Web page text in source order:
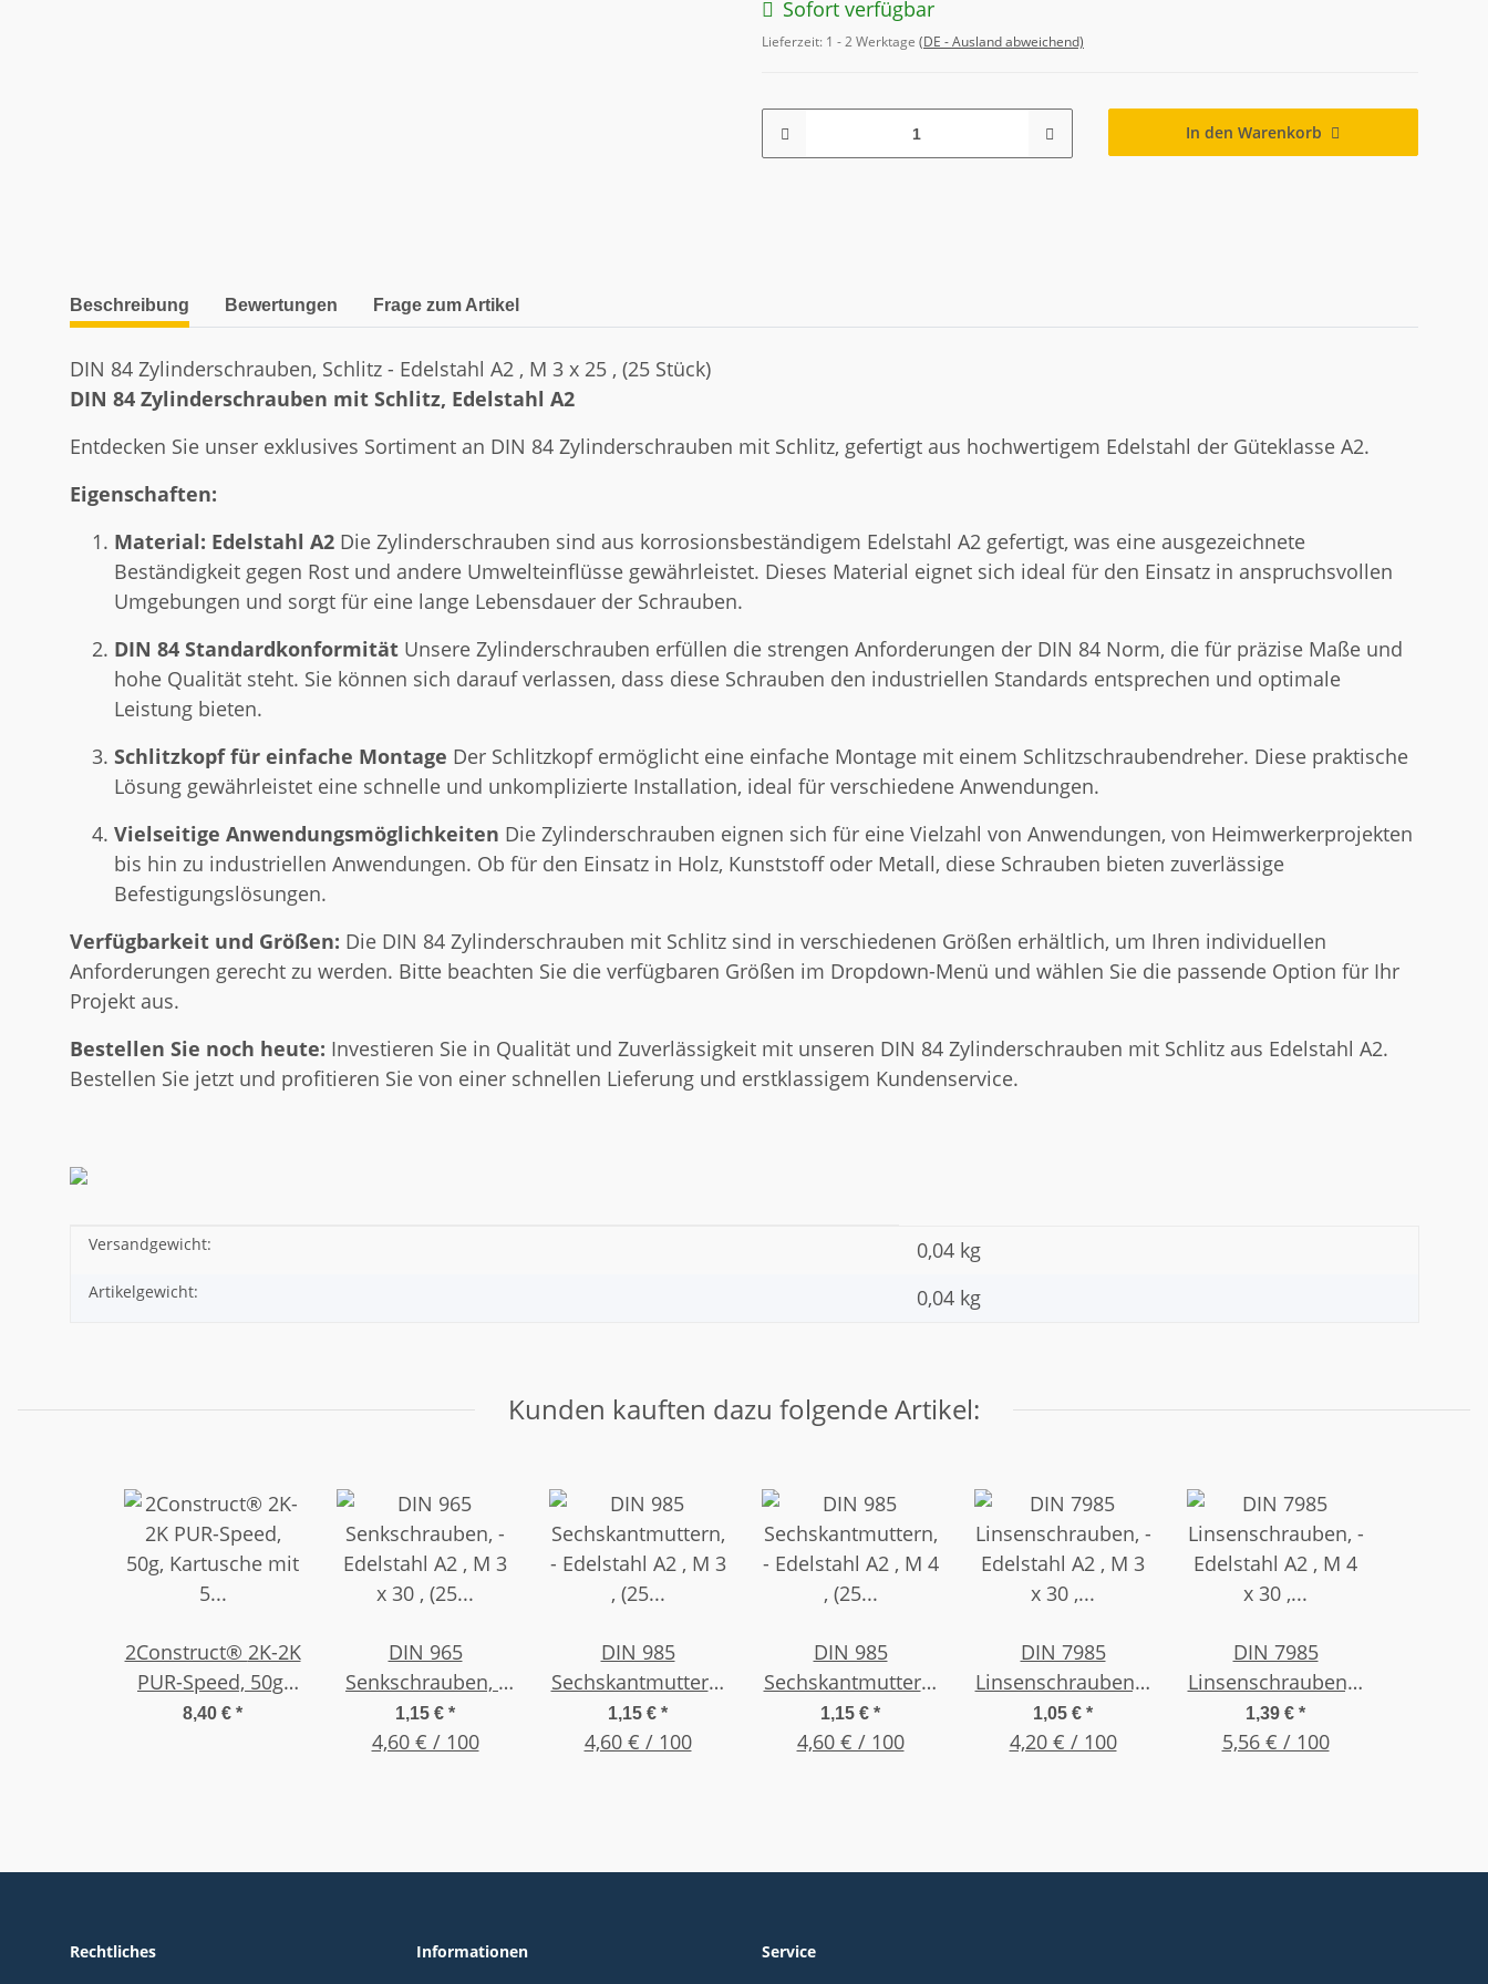
Sofort verfügbar
Lieferzeit: 1 - 2 Werktage (DE - Ausland abweichend)
In den Warenkorb
weitere Registerkarten anzeigen
Beschreibung Bewertungen Frage zum Artikel
DIN 84 Zylinderschrauben, Schlitz - Edelstahl A2 , M 3 x 25 , (25 Stück)
DIN 84 Zylinderschrauben mit Schlitz, Edelstahl A2
Entdecken Sie unser exklusives Sortiment an DIN 84 Zylinderschrauben mit Schlitz, gefertigt aus hochwertigem Edelstahl der Güteklasse A2.
Eigenschaften:
Material: Edelstahl A2 Die Zylinderschrauben sind aus korrosionsbeständigem Edelstahl A2 gefertigt, was eine ausgezeichnete
Beständigkeit gegen Rost und andere Umwelteinflüsse gewährleistet. Dieses Material eignet sich ideal für den Einsatz in anspruchsvollen
Umgebungen und sorgt für eine lange Lebensdauer der Schrauben.
DIN 84 Standardkonformität Unsere Zylinderschrauben erfüllen die strengen Anforderungen der DIN 84 Norm, die für präzise Maße und
hohe Qualität steht. Sie können sich darauf verlassen, dass diese Schrauben den industriellen Standards entsprechen und optimale
Leistung bieten.
Schlitzkopf für einfache Montage Der Schlitzkopf ermöglicht eine einfache Montage mit einem Schlitzschraubendreher. Diese praktische
Lösung gewährleistet eine schnelle und unkomplizierte Installation, ideal für verschiedene Anwendungen.
Vielseitige Anwendungsmöglichkeiten Die Zylinderschrauben eignen sich für eine Vielzahl von Anwendungen, von Heimwerkerprojekten
bis hin zu industriellen Anwendungen. Ob für den Einsatz in Holz, Kunststoff oder Metall, diese Schrauben bieten zuverlässige
Befestigungslösungen.
Verfügbarkeit und Größen: Die DIN 84 Zylinderschrauben mit Schlitz sind in verschiedenen Größen erhältlich, um Ihren individuellen
Anforderungen gerecht zu werden. Bitte beachten Sie die verfügbaren Größen im Dropdown-Menü und wählen Sie die passende Option für Ihr
Projekt aus.
Bestellen Sie noch heute: Investieren Sie in Qualität und Zuverlässigkeit mit unseren DIN 84 Zylinderschrauben mit Schlitz aus Edelstahl A2.
Bestellen Sie jetzt und profitieren Sie von einer schnellen Lieferung und erstklassigem Kundenservice.
Produkteigenschaft
Wert
Versandgewicht: 0,04 kg
Artikelgewicht: 0,04 kg
Kunden kauften dazu folgende Artikel:
2Construct® 2K-2K
PUR-Speed, 50g,
Kartusche mit 5
8,40 € *
DIN 965
Senkschrauben, -
Edelstahl A2 , M 3
x 30 , (25 Stück)
1,15 € *
4,60 € / 100
DIN 985
Sechskantmuttern,
- Edelstahl A2 , M 3
, (25 Stück)
1,15 € *
4,60 € / 100
DIN 985
Sechskantmuttern,
- Edelstahl A2 , M 4
, (25 Stück)
1,15 € *
4,60 € / 100
DIN 7985
Linsenschrauben, -
Edelstahl A2 , M 3
x 30 , (25 Stück)
1,05 € *
4,20 € / 100
DIN 7985
Linsenschrauben, -
Edelstahl A2 , M 4
x 30 , (25 Stück)
1,39 € *
5,56 € / 100
Rechtliches Informationen Service